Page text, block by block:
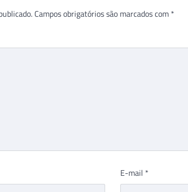
Campos obrigatórios são marcados com *
E-mail *